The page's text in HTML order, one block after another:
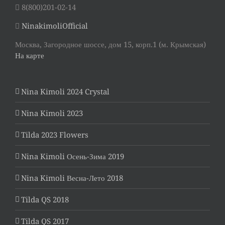
8(800)201-02-14
NinakimoliOfficial
Москва, Загородное шоссе, дом 15, корп.1 (м. Крымская)
На карте
Nina Kimoli 2024 Crystal
Nina Kimoli 2023
Tilda 2023 Flowers
Nina Kimoli Осень-Зима 2019
Nina Kimoli Весна-Лето 2018
Tilda QS 2018
Tilda QS 2017